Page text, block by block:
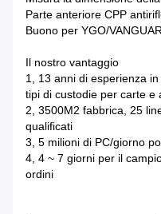
Parte anteriore CPP
Buono per YGO/
Il nostro vantaggio
1, 13 anni di esperienza
tipi di custodie per carte e
2, 3500M2 fabbrica, 25
qualificati
3, 5 milioni di PC/giorno
4, 4 ~ 7 giorni per il
ordini